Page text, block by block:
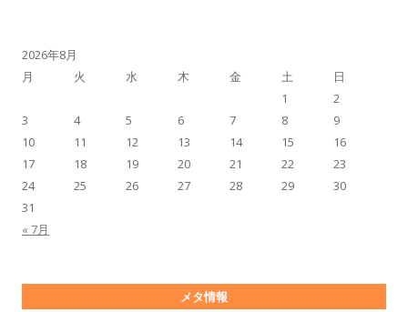
2026年8月
月
火 水 木 金 土 日
« 7月
1
2
3
4 5 6 7 8
9
10
11 12 13 14 15
16
17
18 19 20 21 22
23
24
25 26 27 28 29
30
31
メタ情報